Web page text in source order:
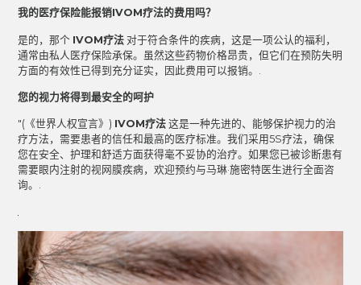
我的医疗保险能报销IVOM疗法的费用吗？
是的，那个 IVOM疗法 对于符合条件的疾病，这是一项公认的福利，
通常由私人医疗保险承保。虽然这些药物价格昂贵，但它们在预防失明
方面的有效性已得到充分证实，因此费用可以报销。.
您的视力将得到最安全的呵护
"(《世界人权宣言》) IVOM疗法 这是一种先进的、能够保护视力的治
疗方法，需要患者的信任和最高的医疗标准。我们采用5S疗法，确保
您在安全、护理和舒适方面获得毫不妥协的治疗。如果您已被诊断患有
需要眼内注射的视网膜疾病，欢迎预约与马琳·施密特医生进行全面咨
询。.